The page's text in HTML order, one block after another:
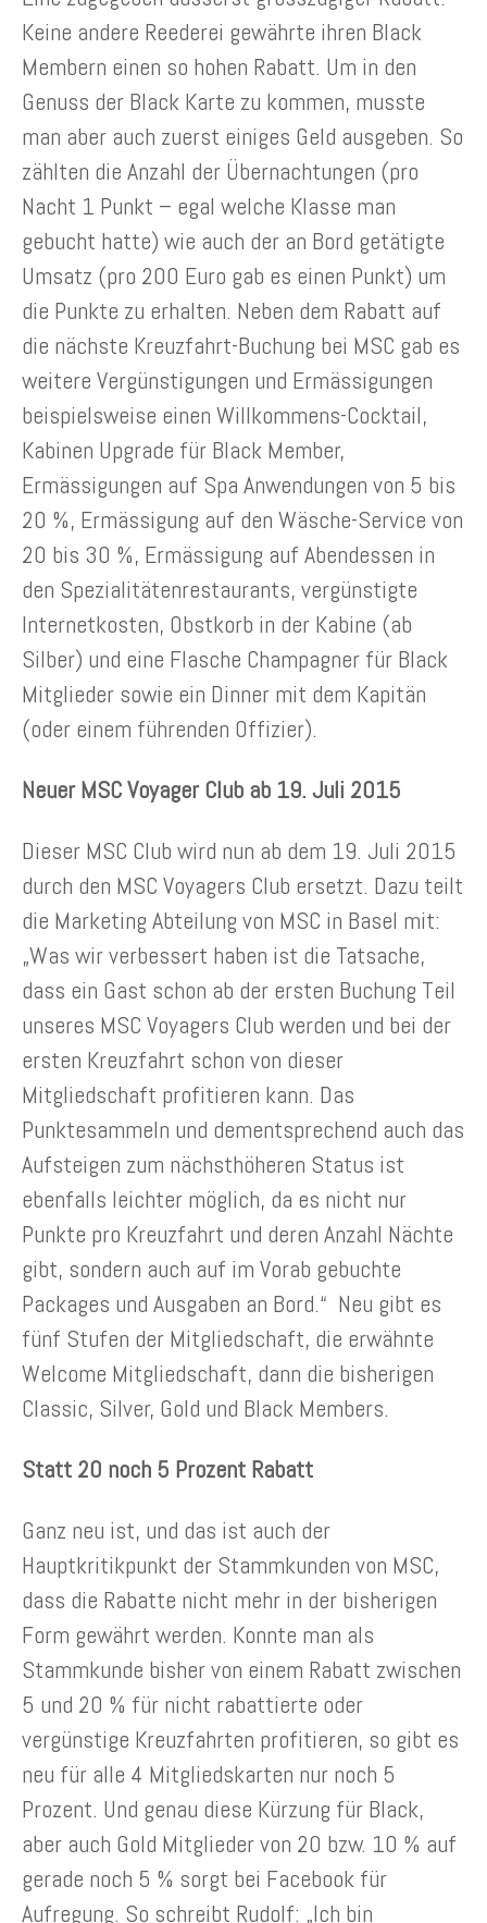
Keine andere Reederei gewährte ihren Black
Membern einen so hohen Rabatt. Um in den
Genuss der Black Karte zu kommen, musste
man aber auch zuerst einiges Geld ausgeben. So
zählten die Anzahl der Übernachtungen (pro
Nacht 1 Punkt – egal welche Klasse man
gebucht hatte) wie auch der an Bord getätigte
Umsatz (pro 200 Euro gab es einen Punkt) um
die Punkte zu erhalten. Neben dem Rabatt auf
die nächste Kreuzfahrt-Buchung bei MSC gab es
weitere Vergünstigungen und Ermässigungen
beispielsweise einen Willkommens-Cocktail,
Kabinen Upgrade für Black Member,
Ermässigungen auf Spa Anwendungen von 5 bis
20 %, Ermässigung auf den Wäsche-Service von
20 bis 30 %, Ermässigung auf Abendessen in
den Spezialitätenrestaurants, vergünstigte
Internetkosten, Obstkorb in der Kabine (ab
Silber) und eine Flasche Champagner für Black
Mitglieder sowie ein Dinner mit dem Kapitän
(oder einem führenden Offizier).
Neuer MSC Voyager Club ab 19. Juli 2015
Dieser MSC Club wird nun ab dem 19. Juli 2015
durch den MSC Voyagers Club ersetzt. Dazu teilt
die Marketing Abteilung von MSC in Basel mit:
„Was wir verbessert haben ist die Tatsache,
dass ein Gast schon ab der ersten Buchung Teil
unseres MSC Voyagers Club werden und bei der
ersten Kreuzfahrt schon von dieser
Mitgliedschaft profitieren kann. Das
Punktesammeln und dementsprechend auch das
Aufsteigen zum nächsthöheren Status ist
ebenfalls leichter möglich, da es nicht nur
Punkte pro Kreuzfahrt und deren Anzahl Nächte
gibt, sondern auch auf im Vorab gebuchte
Packages und Ausgaben an Bord.“ Neu gibt es
fünf Stufen der Mitgliedschaft, die erwähnte
Welcome Mitgliedschaft, dann die bisherigen
Classic, Silver, Gold und Black Members.
Statt 20 noch 5 Prozent Rabatt
Ganz neu ist, und das ist auch der
Hauptkritikpunkt der Stammkunden von MSC,
dass die Rabatte nicht mehr in der bisherigen
Form gewährt werden. Konnte man als
Stammkunde bisher von einem Rabatt zwischen
5 und 20 % für nicht rabattierte oder
vergünstige Kreuzfahrten profitieren, so gibt es
neu für alle 4 Mitgliedskarten nur noch 5
Prozent. Und genau diese Kürzung für Black,
aber auch Gold Mitglieder von 20 bzw. 10 % auf
gerade noch 5 % sorgt bei Facebook für
Aufregung. So schreibt Rudolf: „Ich bin